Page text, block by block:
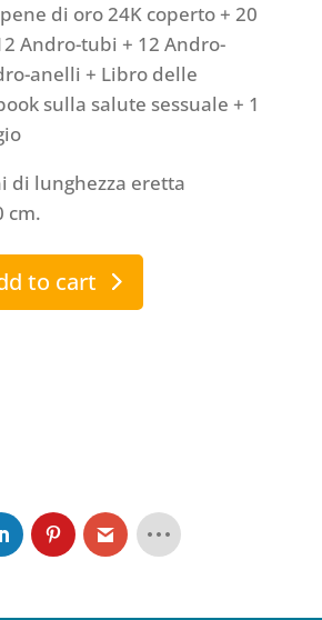
di oro 24K coperto + 20
Andro-tubi + 12 Andro-
anelli + Libro delle
sulla salute sessuale + 1
di lunghezza eretta
cm.
to cart